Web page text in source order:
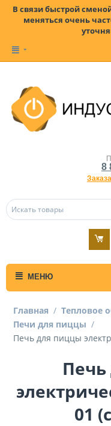
В связи быстрой
меняться очень
8
МЕНЮ
Главная / Тепловое
Печи для пиццы /
Печь для пиццы
01